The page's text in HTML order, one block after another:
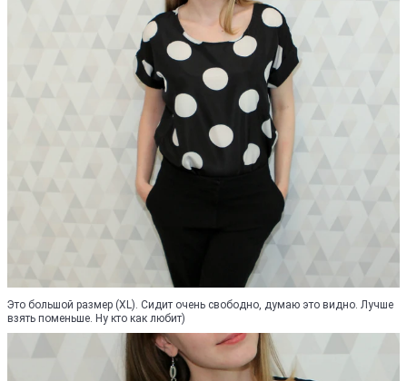
Это большой размер (XL). Сидит очень свободно, думаю это видно. Лучше
взять поменьше. Ну кто как любит)